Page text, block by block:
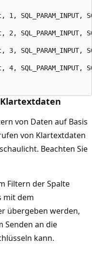
1, SQL_PARAM_INPUT,
2, SQL_PARAM_INPUT,
3, SQL_PARAM_INPUT,
4, SQL_PARAM_INPUT,
von Daten auf Basis
von Klartextdaten
Beachten Sie
Filtern der Spalte
mit dem
übergeben werden,
Senden an die
kann.